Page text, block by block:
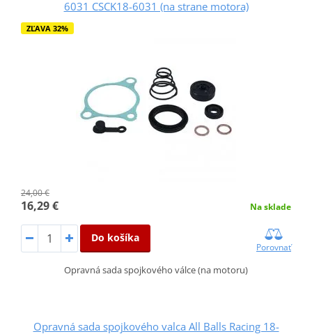
6031 CSCK18-6031 (na strane motora)
ZĽAVA 32%
24,00 €
16,29 € Na sklade
Do košíka
Porovnať
Opravná sada spojkového válce (na motoru)
Opravná sada spojkového valca All Balls Racing 18-